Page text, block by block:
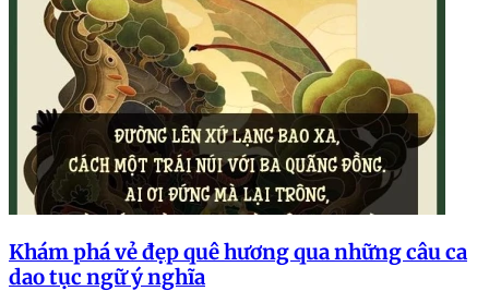
Khám phá vẻ đẹp quê hương qua những câu ca
dao tục ngữ ý nghĩa